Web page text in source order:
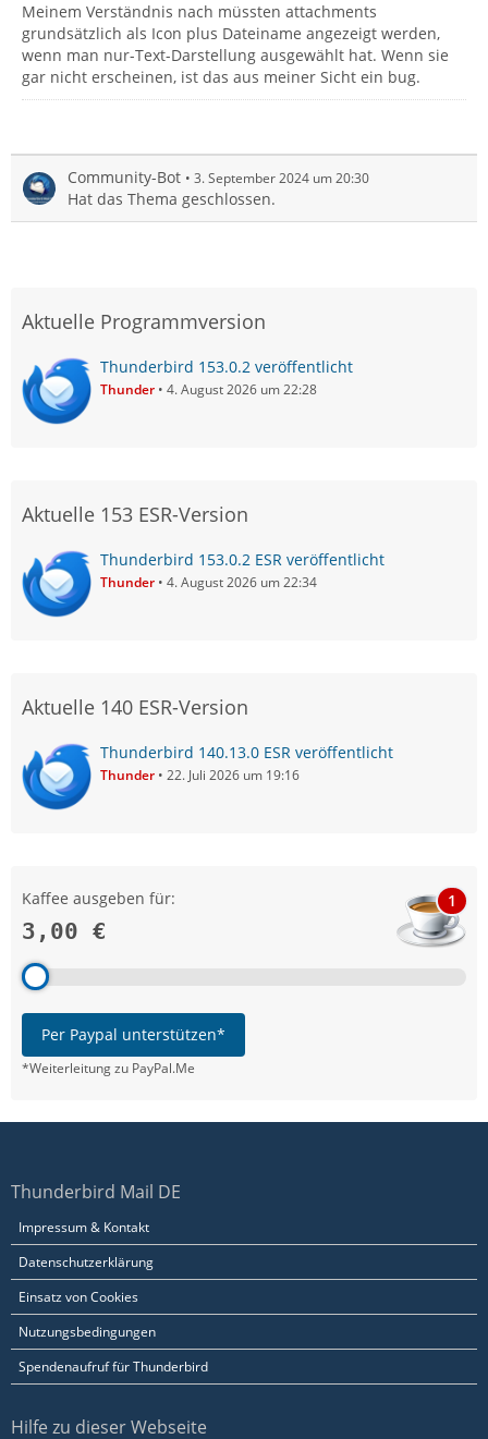
Meinem Verständnis nach müssten attachments
grundsätzlich als Icon plus Dateiname angezeigt werden,
wenn man nur-Text-Darstellung ausgewählt hat. Wenn sie
gar nicht erscheinen, ist das aus meiner Sicht ein bug.
Community-Bot 3. September 2024 um 20:30
Hat das Thema geschlossen.
Aktuelle Programmversion
Thunderbird 153.0.2 veröffentlicht
Thunder 4. August 2026 um 22:28
Aktuelle 153 ESR-Version
Thunderbird 153.0.2 ESR veröffentlicht
Thunder 4. August 2026 um 22:34
Aktuelle 140 ESR-Version
Thunderbird 140.13.0 ESR veröffentlicht
Thunder 22. Juli 2026 um 19:16
Kaffee ausgeben für:
3,00 €
1
Per Paypal unterstützen*
*Weiterleitung zu PayPal.Me
Thunderbird Mail DE
Impressum & Kontakt
Datenschutzerklärung
Einsatz von Cookies
Nutzungsbedingungen
Spendenaufruf für Thunderbird
Hilfe zu dieser Webseite